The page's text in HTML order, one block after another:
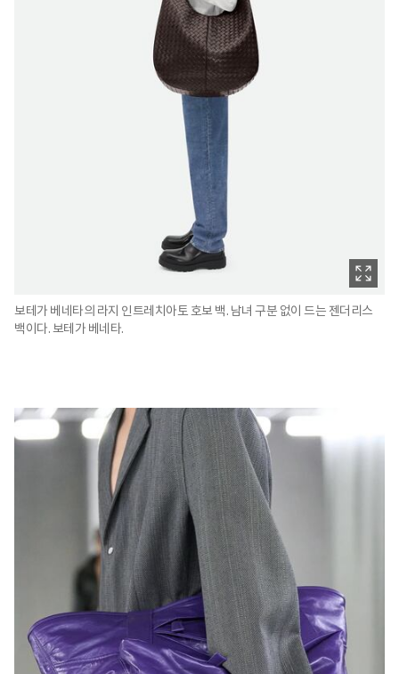
보테가 베네타의 라지 인트레치아토 호보 백. 남녀 구분 없이 드는 젠더리스
백이다. 보테가 베네타.